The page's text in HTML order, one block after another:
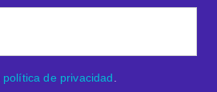
política de privacidad